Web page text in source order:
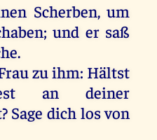
Scherben,um
;und er saß
.
zuihm: Hältst
an
deiner
Sage dich losvon